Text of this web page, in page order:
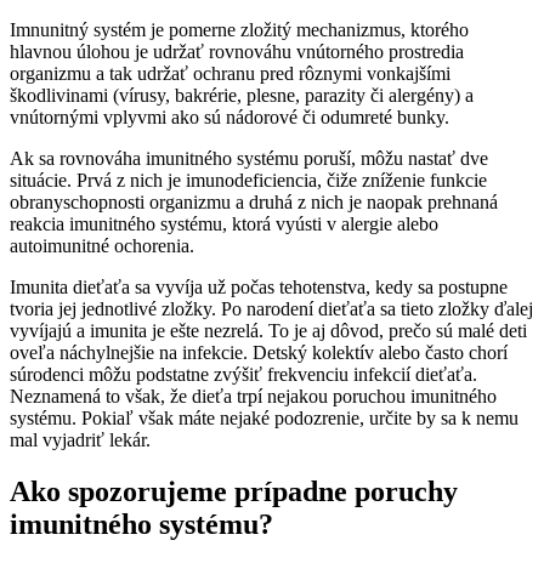
Imnunitný systém je pomerne zložitý mechanizmus, ktorého
hlavnou úlohou je udržať rovnováhu vnútorného prostredia
organizmu a tak udržať ochranu pred rôznymi vonkajšími
škodlivinami (vírusy, bakrérie, plesne, parazity či alergény) a
vnútornými vplyvmi ako sú nádorové či odumreté bunky.
Ak sa rovnováha imunitného systému poruší, môžu nastať dve
situácie. Prvá z nich je imunodeficiencia, čiže zníženie funkcie
obranyschopnosti organizmu a druhá z nich je naopak prehnaná
reakcia imunitného systému, ktorá vyústi v alergie alebo
autoimunitné ochorenia.
Imunita dieťaťa sa vyvíja už počas tehotenstva, kedy sa postupne
tvoria jej jednotlivé zložky. Po narodení dieťaťa sa tieto zložky ďalej
vyvíjajú a imunita je ešte nezrelá. To je aj dôvod, prečo sú malé deti
oveľa náchylnejšie na infekcie. Detský kolektív alebo často chorí
súrodenci môžu podstatne zvýšiť frekvenciu infekcií dieťaťa.
Neznamená to však, že dieťa trpí nejakou poruchou imunitného
systému. Pokiaľ však máte nejaké podozrenie, určite by sa k nemu
mal vyjadriť lekár.
Ako spozorujeme prípadne poruchy
imunitného systému?